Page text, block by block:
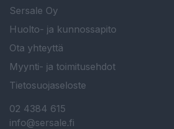
Sersale Oy
Huolto- ja kunnossapito
Ota yhteyttä
Myynti- ja toimitusehdot
Tietosuojaseloste
02 4384 615
info@sersale.fi